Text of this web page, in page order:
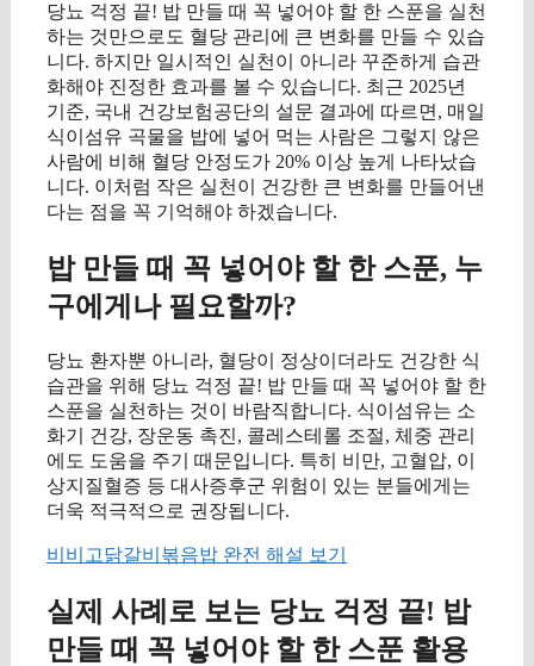
당뇨 걱정 끝! 밥 만들 때 꼭 넣어야 할 한 스푼을 실천
하는 것만으로도 혈당 관리에 큰 변화를 만들 수 있습
니다. 하지만 일시적인 실천이 아니라 꾸준하게 습관
화해야 진정한 효과를 볼 수 있습니다. 최근 2025년
기준, 국내 건강보험공단의 설문 결과에 따르면, 매일
식이섬유 곡물을 밥에 넣어 먹는 사람은 그렇지 않은
사람에 비해 혈당 안정도가 20% 이상 높게 나타났습
니다. 이처럼 작은 실천이 건강한 큰 변화를 만들어낸
다는 점을 꼭 기억해야 하겠습니다.
밥 만들 때 꼭 넣어야 할 한 스푼, 누
구에게나 필요할까?
당뇨 환자뿐 아니라, 혈당이 정상이더라도 건강한 식
습관을 위해 당뇨 걱정 끝! 밥 만들 때 꼭 넣어야 할 한
스푼을 실천하는 것이 바람직합니다. 식이섬유는 소
화기 건강, 장운동 촉진, 콜레스테롤 조절, 체중 관리
에도 도움을 주기 때문입니다. 특히 비만, 고혈압, 이
상지질혈증 등 대사증후군 위험이 있는 분들에게는
더욱 적극적으로 권장됩니다.
비비고닭갈비볶음밥 완전 해설 보기
실제 사례로 보는 당뇨 걱정 끝! 밥
만들 때 꼭 넣어야 할 한 스푼 활용